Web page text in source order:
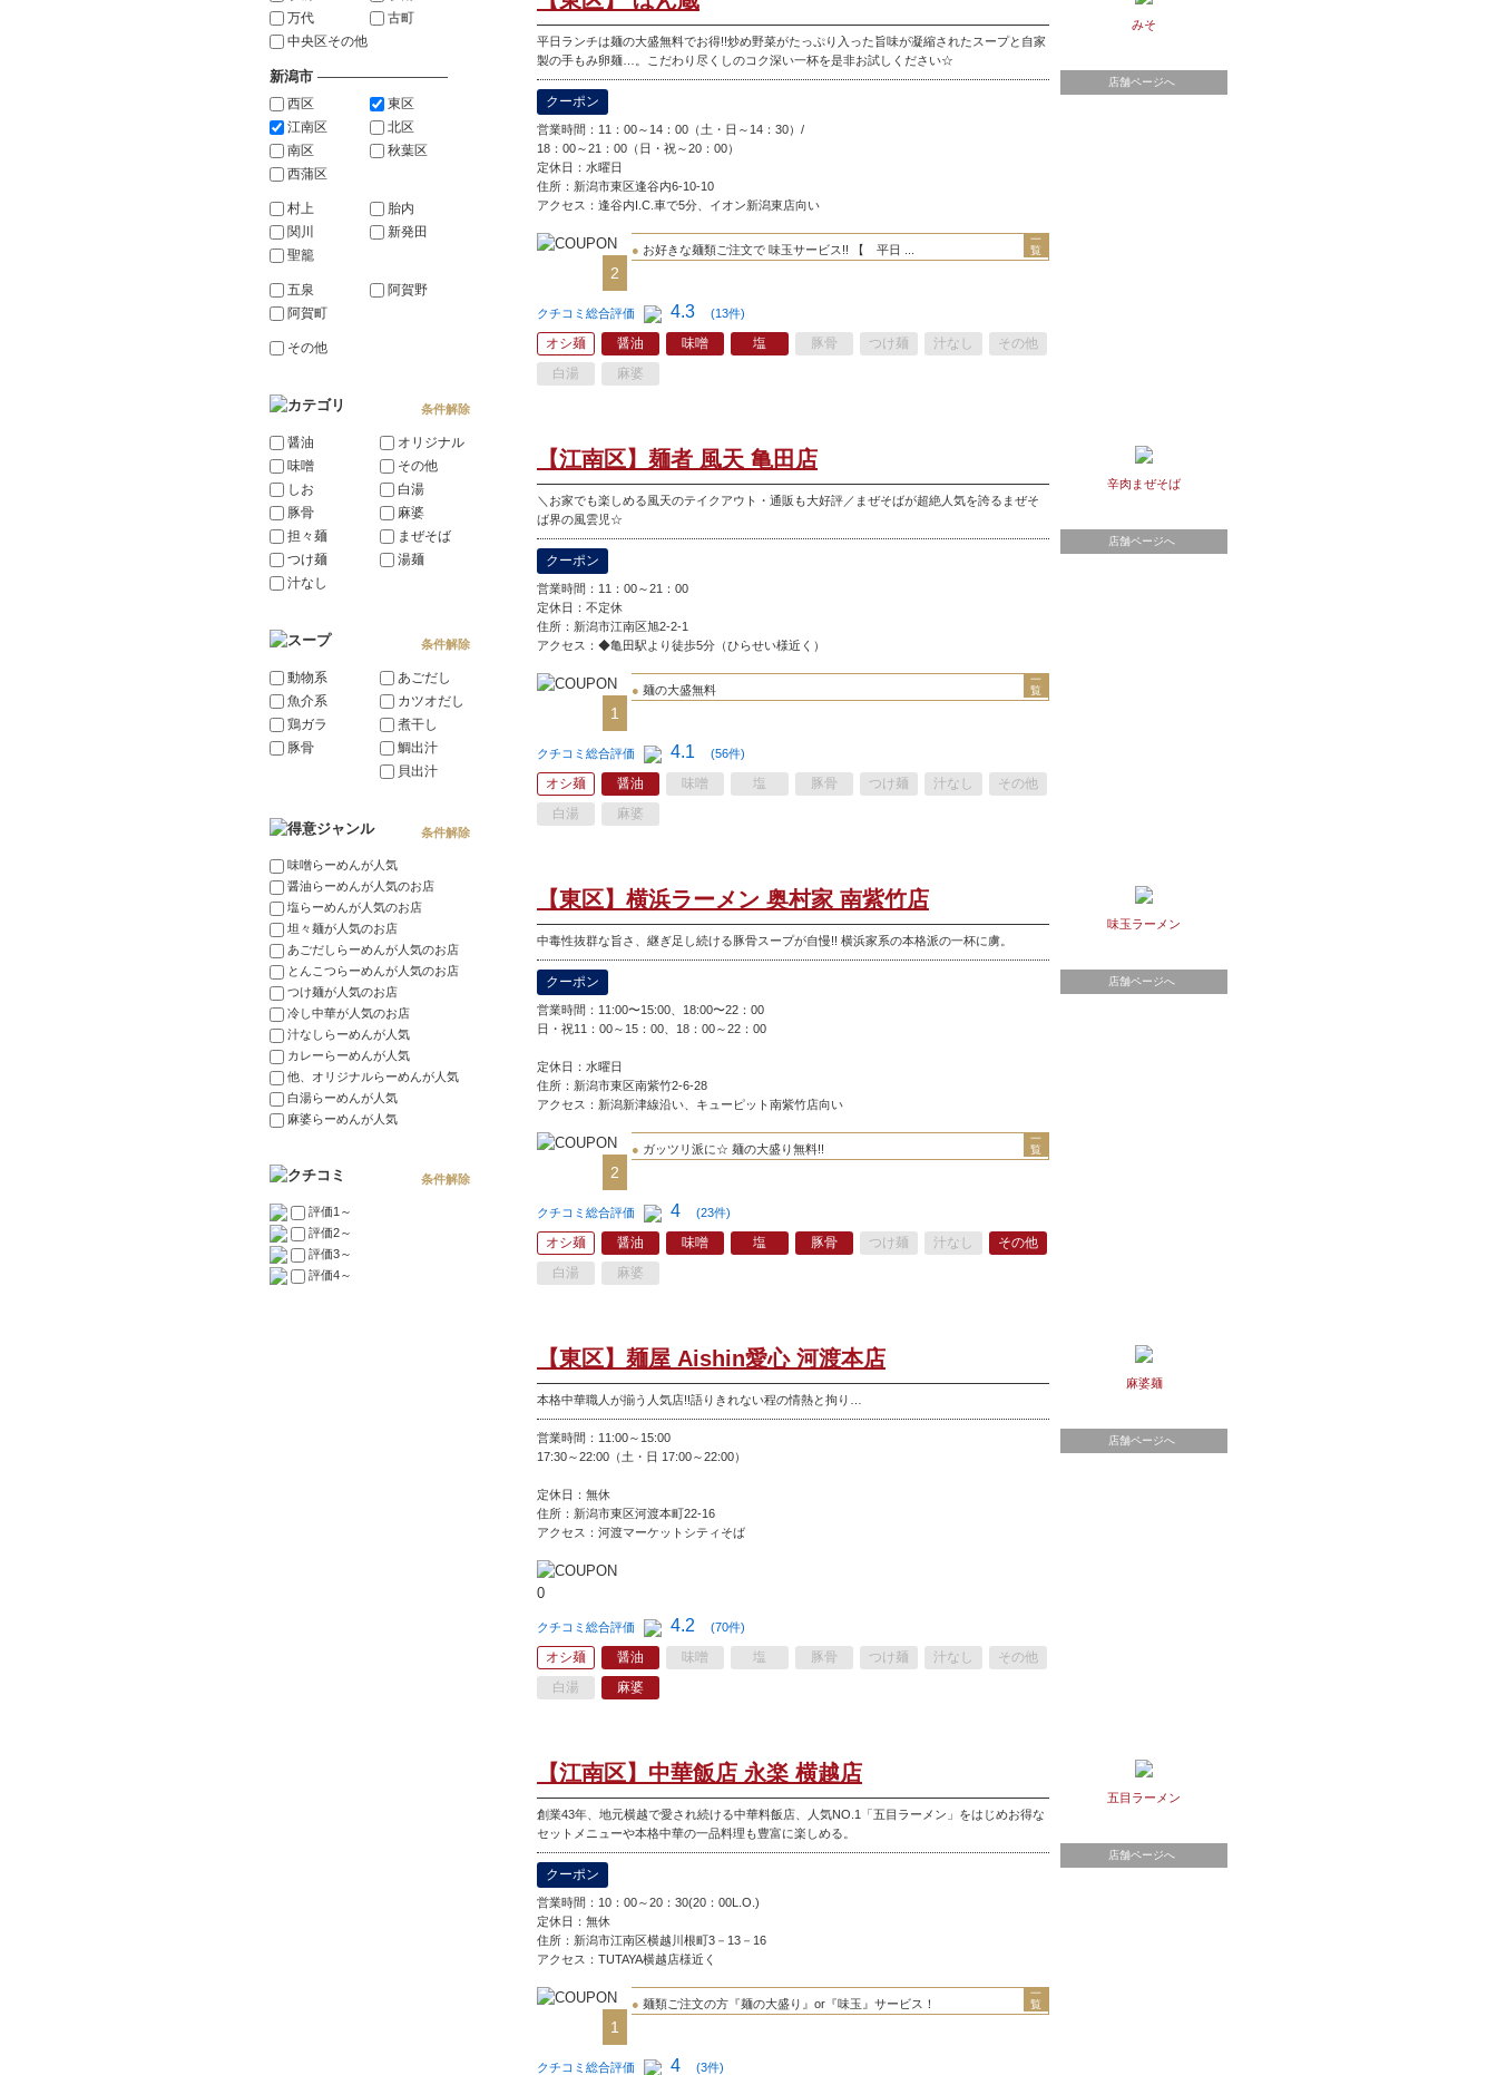
平日ランチは麺の大盛無料でお得!!炒め野菜がたっぷり入った旨味が凝縮されたスープと自家
製の手もみ卵麺…。こだわり尽くしのコク深い一杯を是非お試しください☆
クーポン
営業時間：11：00～14：00（土・日～14：30）/
18：00～21：00（日・祝～20：00）
定休日： 水曜日
住所：新潟市東区逢谷内6-10-10
アクセス：逢谷内I.C.車で5分、イオン新潟東店向い
2
● お好きな麺類ご注文で 味玉サービス!! 【 平日 ...
一
覧
クチコミ総合評価 4.3 (13件)
オシ麺 醤油 味噌 塩 豚骨 つけ麺 汁なし
その他
白湯
麻婆
みそ
店舗ページへ
【江南区】麺者 風天 亀田店
＼お家でも楽しめる風天のテイクアウト・通販も大好評／まぜそばが超絶人気を誇るまぜそ
ば界の風雲児☆
クーポン
営業時間：11：00～21：00
定休日： 不定休
住所：新潟市江南区旭2-2-1
アクセス：◆亀田駅より徒歩5分（ひらせい様近く）
1
● 麺の大盛無料
一
覧
クチコミ総合評価 4.1 (56件)
オシ麺 醤油 味噌 塩 豚骨 つけ麺 汁なし
その他
白湯
麻婆
辛肉まぜそば
店舗ページへ
【東区】横浜ラーメン 奥村家 南紫竹店
中毒性抜群な旨さ、継ぎ足し続ける豚骨スープが自慢!! 横浜家系の本格派の一杯に虜。
クーポン
営業時間：11:00〜15:00、18:00〜22：00
日・祝11：00～15：00、18：00～22：00
定休日： 水曜日
住所：新潟市東区南紫竹2-6-28
アクセス：新潟新津線沿い、キューピット南紫竹店向い
2
● ガッツリ派に☆ 麺の大盛り無料!!
一
覧
クチコミ総合評価 4 (23件)
オシ麺 醤油 味噌 塩 豚骨 つけ麺 汁なし
その他
白湯
麻婆
味玉ラーメン
店舗ページへ
【東区】麺屋 Aishin愛心 河渡本店
本格中華職人が揃う人気店!!語りきれない程の情熱と拘り…
営業時間：11:00～15:00
17:30～22:00（土・日 17:00～22:00）
定休日：無休
住所：新潟市東区河渡本町22-16
アクセス：河渡マーケットシティそば
クチコミ総合評価 4.2 (70件)
オシ麺 醤油 味噌 塩 豚骨 つけ麺 汁なし
その他
白湯
麻婆
麻婆麺
店舗ページへ
【江南区】中華飯店 永楽 横越店
創業43年、地元横越で愛され続ける中華料飯店、人気NO.1「五目ラーメン」をはじめお得な
セットメニューや本格中華の一品料理も豊富に楽しめる。
クーポン
営業時間：10：00～20：30(20：00L.O.)
定休日：無休
住所：新潟市江南区横越川根町3－13－16
アクセス：TUTAYA横越店様近く
1
● 麺類ご注文の方『麺の大盛り』or『味玉』サービス！
一
覧
クチコミ総合評価 4 (3件)
五目ラーメン
店舗ページへ
万代
古町
中央区その他
新潟市 ―――――――――
西区
東区
江南区
北区
南区
秋葉区
西蒲区
村上
胎内
関川
新発田
聖籠
五泉
阿賀野
阿賀町
その他
条件解除
醤油
味噌
しお
豚骨
担々麺
つけ麺
汁なし
オリジナル
その他
白湯
麻婆
まぜそば
湯麺
条件解除
動物系
魚介系
鶏ガラ
豚骨
あごだし
カツオだし
煮干し
鯛出汁
貝出汁
条件解除
味噌らーめんが人気
醤油らーめんが人気のお店
塩らーめんが人気のお店
坦々麺が人気のお店
あごだしらーめんが人気のお店
とんこつらーめんが人気のお店
つけ麺が人気のお店
冷し中華が人気のお店
汁なしらーめんが人気
カレーらーめんが人気
他、オリジナルらーめんが人気
白湯らーめんが人気
麻婆らーめんが人気
条件解除
評価1～
評価2～
評価3～
評価4～